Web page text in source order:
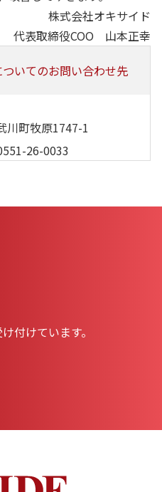
株式会社オキサイド
代表取締役COO 山本正幸
いてのお問い合わせ先
川町牧原1747-1
26-0033
付けています。